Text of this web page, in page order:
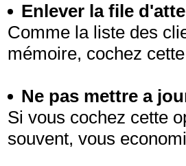
Enlever la file
Comme la liste des
mémoire, cochez
Ne pas mettre a
Si vous cochez cette
souvent, vous